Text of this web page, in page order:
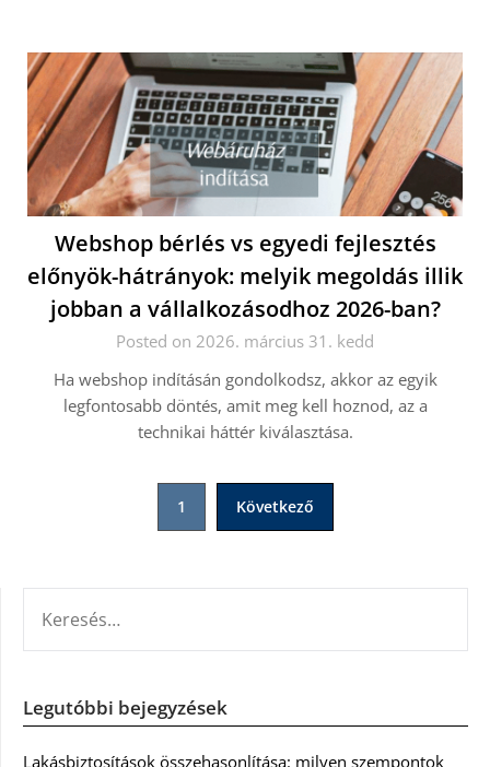
Webshop bérlés vs egyedi fejlesztés
előnyök-hátrányok: melyik megoldás illik
jobban a vállalkozásodhoz 2026-ban?
Posted on 2026. március 31. kedd
Ha webshop indításán gondolkodsz, akkor az egyik
legfontosabb döntés, amit meg kell hoznod, az a
technikai háttér kiválasztása.
1 Következő
Legutóbbi bejegyzések
Lakásbiztosítások összehasonlítása: milyen szempontok